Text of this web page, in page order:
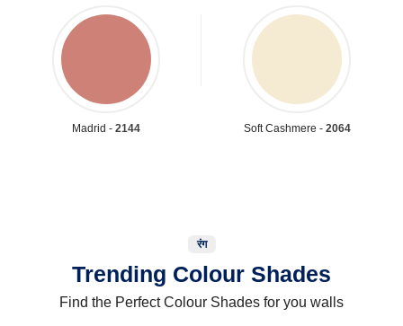
Madrid - 2144 Soft Cashmere - 2064
रंग
Trending Colour Shades
Find the Perfect Colour Shades for you walls